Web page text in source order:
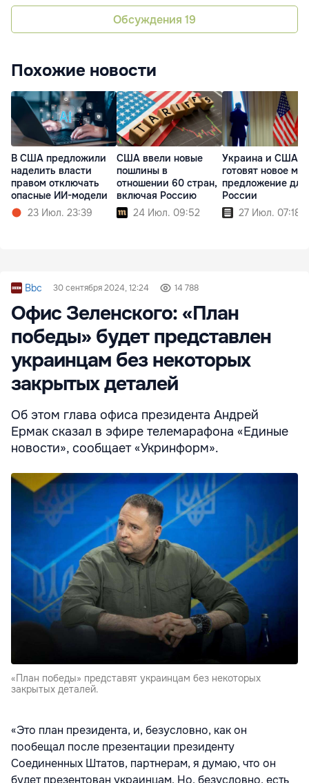
Обсуждения 19
Похожие новости
В США предложили
наделить власти
правом отключать
опасные ИИ-модели
23 Июл. 23:39
США ввели новые
пошлины в
отношении 60 стран,
включая Россию
24 Июл. 09:52
Украина и США
готовят новое
предложение для
России
27 Июл. 07:18
Bbc 30 сентября 2024, 12:24 14 788
Офис Зеленского: «План
победы» будет представлен
украинцам без некоторых
закрытых деталей
Об этом глава офиса президента Андрей
Ермак сказал в эфире телемарафона «Единые
новости», сообщает «Укринформ».
«План победы» представят украинцам без некоторых
закрытых деталей.
«Это план президента, и, безусловно, как он
пообещал после презентации президенту
Соединенных Штатов, партнерам, я думаю, что он